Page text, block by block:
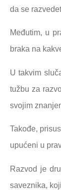
da se
Međutim, u
braka na
U takvim
tužbu za
svojim
Takođe,
upućeni u
Razvod je
saveznika,